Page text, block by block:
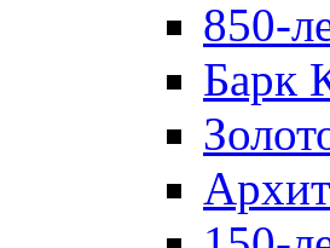
850-
Барк